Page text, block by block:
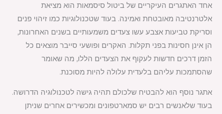
אחד האתגרים העיקריים של ביטול סיסמאות הוא מציאת
אלטרנטיבה מאובטחת ואמינה. בעוד שטכנולוגיות כמו זיהוי פנים
וסריקת טביעות אצבע עשו צעדים משמעותיים בשנים האחרונות,
הן אינן חסינות בפני תקלות. האקרים ופושעי סייבר מוצאים כל
הזמן דרכים חדשות לעקוף את הצעדים הללו, מה שאומר
שהסתמכות עליהם בלעדית עלולה להיות מסוכנת.
אתגר נוסף הוא להבטיח שלכולם תהיה גישה לטכנולוגיה הדרושה.
בעוד שלאנשים רבים יש סמארטפונים ומכשירים אחרים שניתן